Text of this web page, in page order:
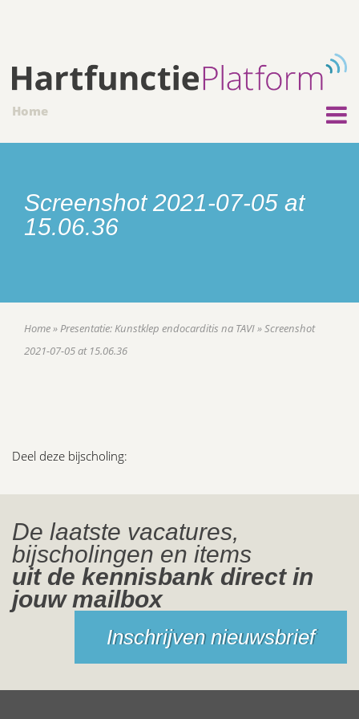
Home
Screenshot 2021-07-05 at
15.06.36
Home»Presentatie: Kunstklep endocarditis na TAVI»Screenshot
2021-07-05 at 15.06.36
Deel deze bijscholing:
De laatste vacatures,
bijscholingen en items
uit de kennisbank direct in
jouw mailbox
Inschrijven nieuwsbrief